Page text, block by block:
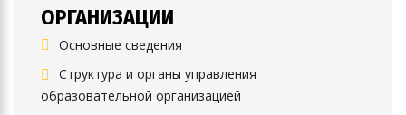
ОРГАНИЗАЦИИ
Основные сведения
Структура и органы управления
образовательной организацией